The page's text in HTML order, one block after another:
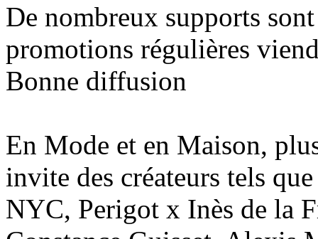
De nombreux supports
promotions régulières
Bonne diffusion
En Mode et en Maison,
invite des créateurs tels
NYC, Perigot x Inès de la